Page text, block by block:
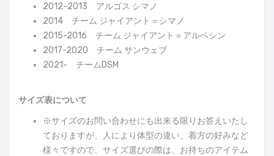
2012–2013 アルゴス シマノ
2014 チーム ジャイアント＝シマノ
2015-2016 チーム ジャイアント＝アルペシン
2017-2020 チーム サンウェブ
2021- チームDSM
サイズ表について
※サイズのお問い合わせにも出来る限りお答えいたし
ておりますが、人により体型の違い、着方の好みなど
様々ですので、サイズ選びの際は、お持ちのアイテム